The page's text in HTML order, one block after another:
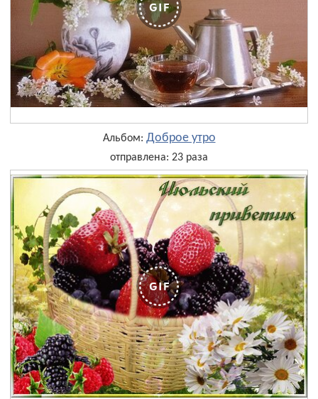
Альбом: Доброе утро
отправлена: 23 раза